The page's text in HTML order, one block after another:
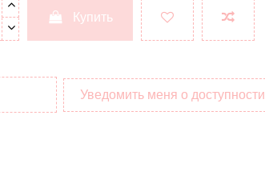
Купить
Уведомить меня о доступности